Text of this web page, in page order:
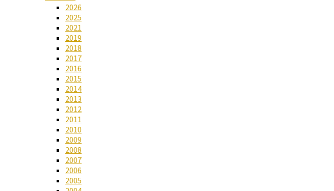
2026
2025
2021
2019
2018
2017
2016
2015
2014
2013
2012
2011
2010
2009
2008
2007
2006
2005